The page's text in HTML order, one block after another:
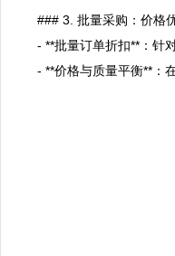
### 3. 批量采购：价格
- **批量订单折扣**：针
- **价格与质量平衡**：